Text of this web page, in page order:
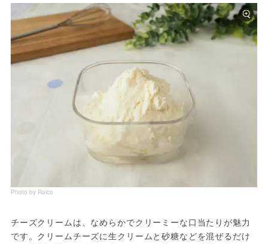
Photo by Raico
チーズクリームは、なめらかでクリーミーな口当たりが魅力
です。クリームチーズに生クリームと砂糖などを混ぜるだけ